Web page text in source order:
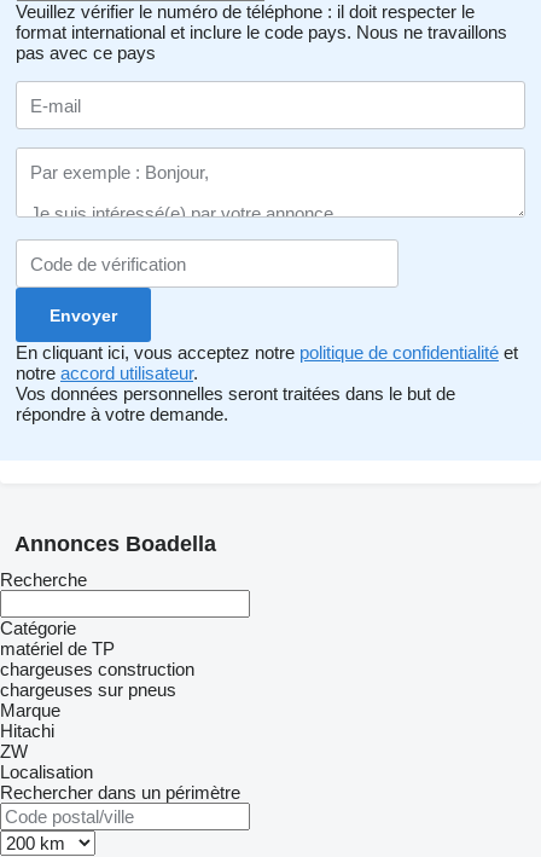
Veuillez vérifier le numéro de téléphone : il doit respecter le
format international et inclure le code pays. Nous ne travaillons
pas avec ce pays
En cliquant ici, vous acceptez notre politique de confidentialité et
notre accord utilisateur.
Vos données personnelles seront traitées dans le but de
répondre à votre demande.
Annonces Boadella
Recherche
Catégorie
matériel de TP
chargeuses construction
chargeuses sur pneus
Marque
Hitachi
ZW
Localisation
Rechercher dans un périmètre